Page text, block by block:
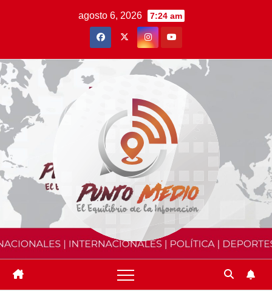
agosto 6, 2026 7:24 am